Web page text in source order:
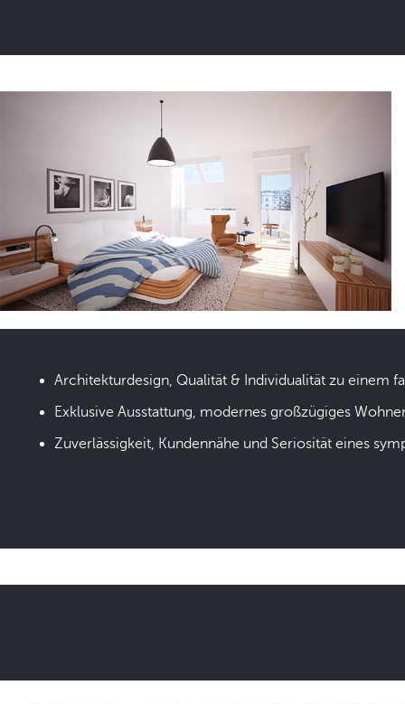
Architekturdesign, Qualität & Individualität zu einem
Exklusive Ausstattung, modernes großzügiges
Zuverlässigkeit, Kundennähe und Seriosität eines